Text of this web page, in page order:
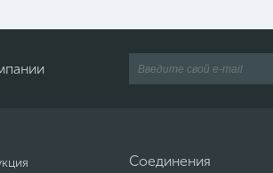
Соединения